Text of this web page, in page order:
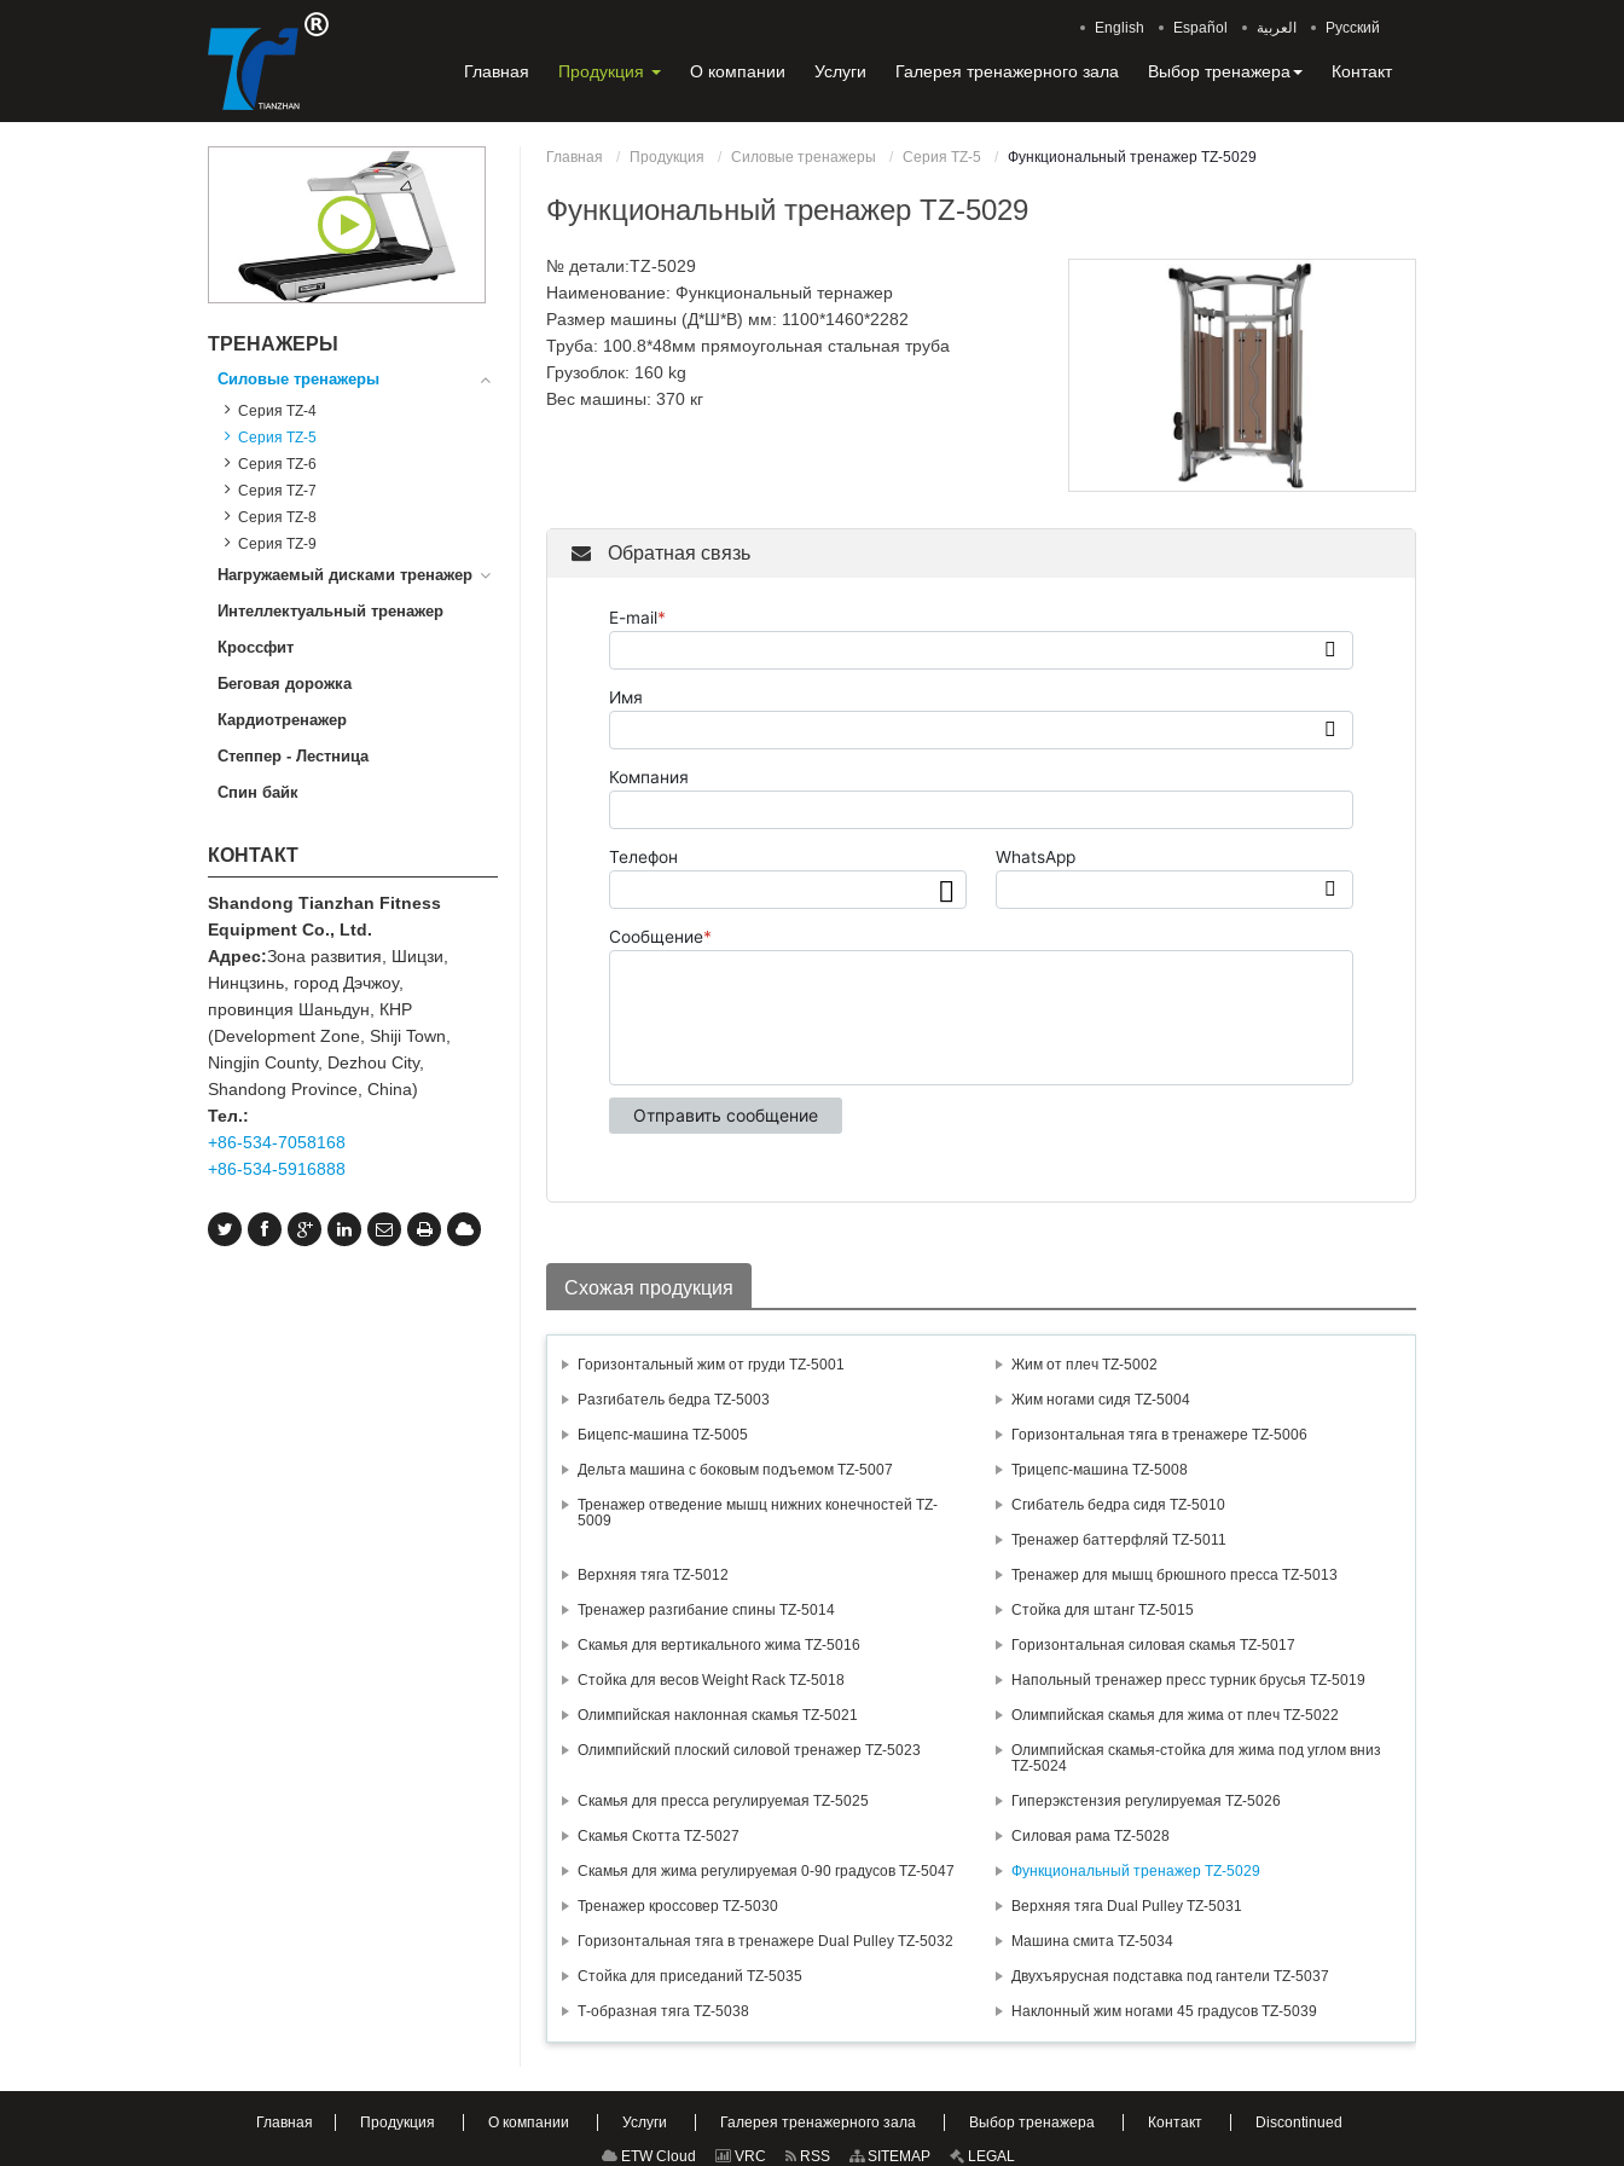
English Español العربية Русский
Главная Продукция О компании Услуги Галерея тренажерного зала Выбор тренажера Контакт
Главная Продукция Силовые тренажеры Серия TZ-5 Функциональный тренажер TZ-5029
Функциональный тренажер TZ-5029
№ детали:TZ-5029
Наименование: Функциональный тернажер
Размер машины (Д*Ш*В) мм: 1100*1460*2282
Труба: 100.8*48мм прямоугольная стальная труба
Грузоблок: 160 kg
Вес машины: 370 кг
Обратная связь
Схожая продукция
Горизонтальный жим от груди TZ-5001 Жим от плеч TZ-5002
Разгибатель бедра TZ-5003 Жим ногами сидя TZ-5004
Бицепс-машина TZ-5005 Горизонтальная тяга в тренажере TZ-5006
Дельта машина с боковым подъемом TZ-5007 Трицепс-машина TZ-5008
Тренажер отведение мышц нижних конечностей TZ-
5009
Сгибатель бедра сидя TZ-5010
Тренажер баттерфляй TZ-5011
Верхняя тяга TZ-5012 Тренажер для мышц брюшного пресса TZ-5013
Тренажер разгибание спины TZ-5014 Стойка для штанг TZ-5015
Скамья для вертикального жима TZ-5016 Горизонтальная силовая скамья TZ-5017
Стойка для весов Weight Rack TZ-5018 Напольный тренажер пресс турник брусья TZ-5019
Олимпийская наклонная скамья TZ-5021 Олимпийская скамья для жима от плеч TZ-5022
Олимпийский плоский силовой тренажер TZ-5023
Олимпийская скамья-стойка для жима под углом вниз
TZ-5024
Скамья для пресса регулируемая TZ-5025 Гиперэкстензия регулируемая TZ-5026
Скамья Скотта TZ-5027 Силовая рама TZ-5028
Скамья для жима регулируемая 0-90 градусов TZ-5047 Функциональный тренажер TZ-5029
Тренажер кроссовер TZ-5030 Верхняя тяга Dual Pulley TZ-5031
Горизонтальная тяга в тренажере Dual Pulley TZ-5032 Машина смита TZ-5034
Стойка для приседаний TZ-5035 Двухъярусная подставка под гантели TZ-5037
Т-образная тяга TZ-5038 Наклонный жим ногами 45 градусов TZ-5039
ТРЕНАЖЕРЫ
Силовые тренажеры
Серия TZ-4
Серия TZ-5
Серия TZ-6
Серия TZ-7
Серия TZ-8
Серия TZ-9
Нагружаемый дисками тренажер
Интеллектуальный тренажер
Кроссфит
Беговая дорожка
Кардиотренажер
Степпер - Лестница
Спин байк
КОНТАКТ
Shandong Tianzhan Fitness
Equipment Co., Ltd.
Адрес:Зона развития, Шицзи,
Нинцзинь, город Дэчжоу,
провинция Шаньдун, КНР
(Development Zone, Shiji Town,
Ningjin County, Dezhou City,
Shandong Province, China)
Тел.:
+86-534-7058168
+86-534-5916888
Главная Продукция О компании Услуги Галерея тренажерного зала Выбор тренажера Контакт
Discontinued
ETW Cloud
VRC RSS SITEMAP LEGAL